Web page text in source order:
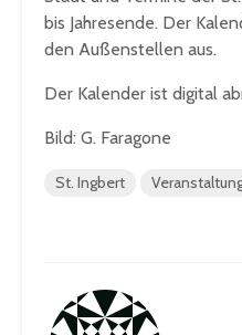
bis Jahresende. Der
den Außenstellen aus.
Der Kalender ist digital
Bild: G. Faragone
St. Ingbert